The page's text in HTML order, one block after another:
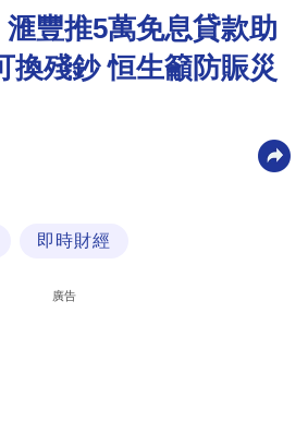
滙豐推5萬免息貸款助
換殘鈔 恒生籲防賑災
即時財經
廣告